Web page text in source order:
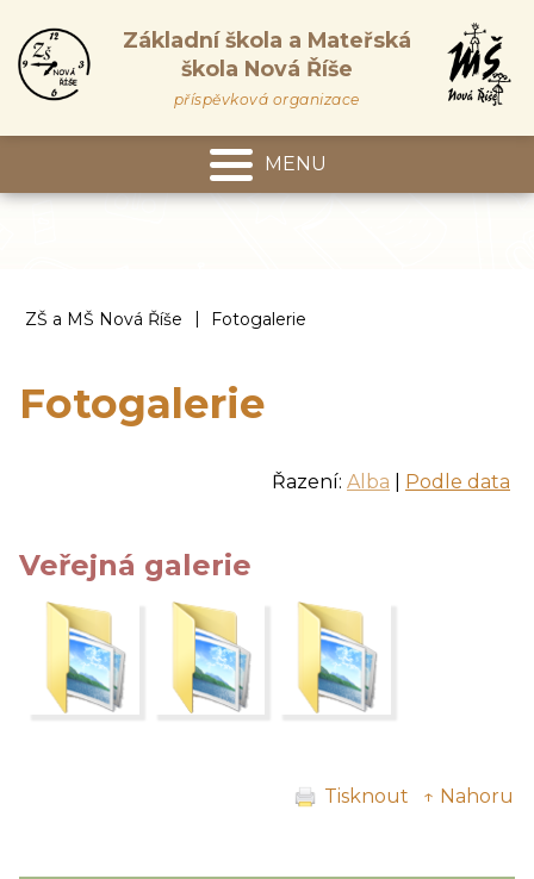
Základní škola a Mateřská
škola Nová Říše
příspěvková organizace
MENU
ZŠ a MŠ Nová Říše | Fotogalerie
Fotogalerie
Řazení: Alba Podle data
Veřejná galerie
Tisknout ↑ Nahoru